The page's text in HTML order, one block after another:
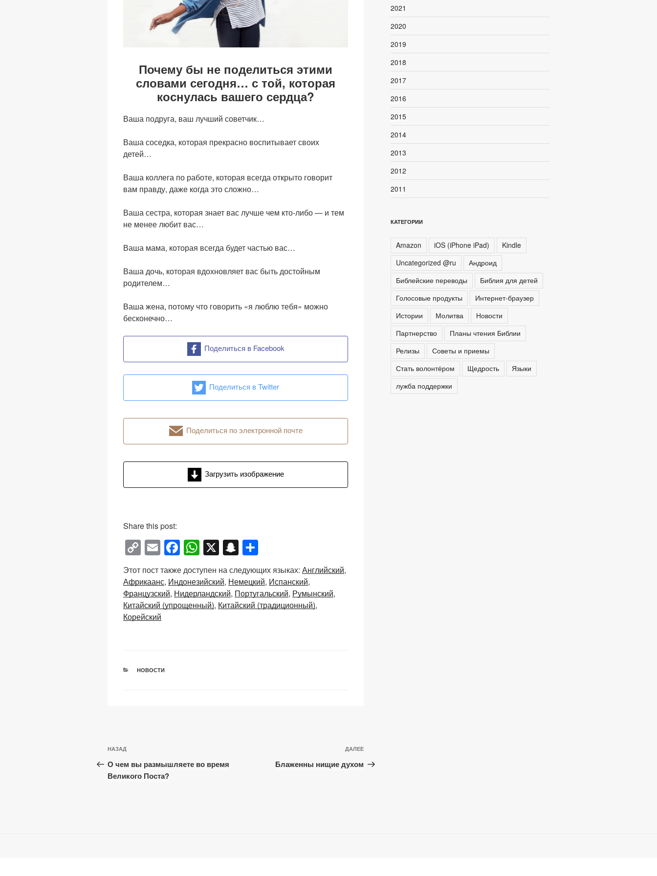
Почему бы не поделиться этими
словами сегодня… с той, которая
коснулась вашего сердца?
Ваша подруга, ваш лучший советчик…
Ваша соседка, которая прекрасно воспитывает своих
детей…
Ваша коллега по работе, которая всегда открыто говорит
вам правду, даже когда это сложно…
Ваша сестра, которая знает вас лучше чем кто-либо — и тем
не менее любит вас…
Ваша мама, которая всегда будет частью вас…
Ваша дочь, которая вдохновляет вас быть достойным
родителем…
Ваша жена, потому что говорить «я люблю тебя» можно
бесконечно…
Поделиться в Facebook
Поделиться в Twitter
Поделиться по электронной почте
Загрузить изображение
Share this post:
C
o
p
y
Li
n
E
m
ail
F
a
c
e
b
W
h
at
s
A
X S
n
a
p
c
тп
р
а
в
Этот пост также доступен на следующих языках: Английский
Африкаанс Индонезийский Немецкий Испанский
Французский Нидерландский Португальский Румынский
Китайский (упрощенный) Китайский (традиционный)
Корейский
РУБРИКИ
НОВОСТИ
Навигация
по
записям
Предыдущая
запись:
НАЗАД
О чем вы размышляете во время
Великого Поста?
Следующая
запись
ДАЛЕЕ
Блаженны нищие духом
2021
2020
2019
2018
2017
2016
2015
2014
2013
2012
2011
КАТЕГОРИИ
Amazon iOS (iPhone iPad)
Kindle
Uncategorized @ru
Андроид
Библейские переводы
Библия для детей
Голосовые продукты
Интернет-браузер
Истории
Молитва
Новости
Партнерство
Планы чтения Библии
Релизы
Советы и приемы
Стать волонтёром
Щедрость
Языки
лужба поддержки